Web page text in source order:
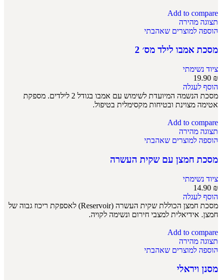
Add to compare
תצוגה מהירה
הוספה למוצרים שאהבתי
מסכת אמבו לילד מס׳ 2
ציוד נשימתי
19.90 ₪
הוסף לעגלה
מסכת הנשמה המיועדת לשימוש עם אמבו בגודל 2 לילדים. מספקת
אטימה מצוינת ובטיחות מקסימלית בטיפול.
Add to compare
תצוגה מהירה
הוספה למוצרים שאהבתי
מסכת חמצן עם שקית העשרה
ציוד נשימתי
14.90 ₪
הוסף לעגלה
מסכת חמצן הכוללת שקית העשרה (Reservoir) לאספקת ריכוז גבוה של
חמצן. אידיאלית למצבי חירום ונשימה לקויה.
Add to compare
תצוגה מהירה
הוספה למוצרים שאהבתי
מסנן ויראלי